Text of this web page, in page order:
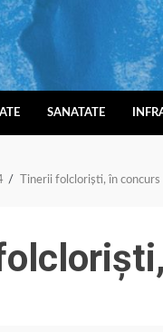
SANATATE
Tinerii folcloriști, în concurs